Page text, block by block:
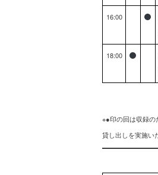
16:00
18:00
※●印の回は収録
貸し出しを実施い